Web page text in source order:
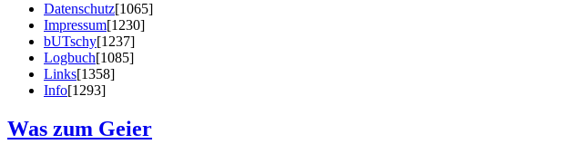
Datenschutz[1065]
Impressum[1230]
bUTschy[1237]
Logbuch[1085]
Links[1358]
Info[1293]
Was zum Geier